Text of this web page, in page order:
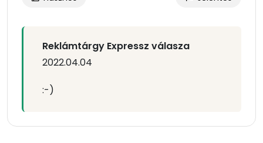
Reklámtárgy Expressz válasza
2022.04.04
:-)